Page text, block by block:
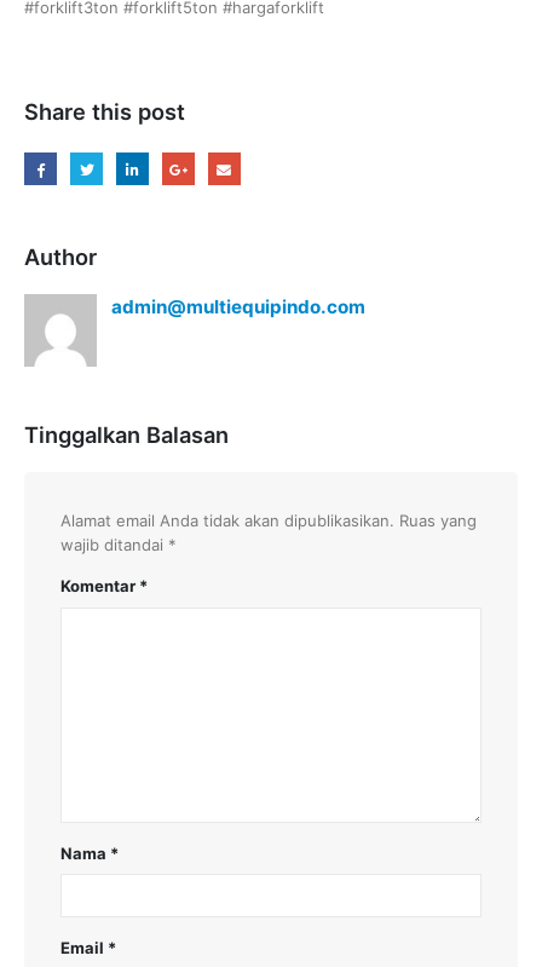
#forklift3ton #forklift5ton #hargaforklift
Share this post
Author
admin@multiequipindo.com
Tinggalkan Balasan
Alamat email Anda tidak akan dipublikasikan. Ruas yang
wajib ditandai *
Komentar *
Nama *
Email *